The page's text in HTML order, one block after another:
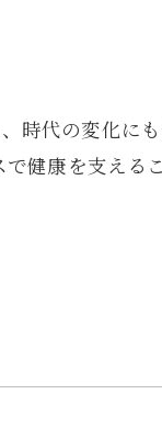
時代の変化に
健康を支える